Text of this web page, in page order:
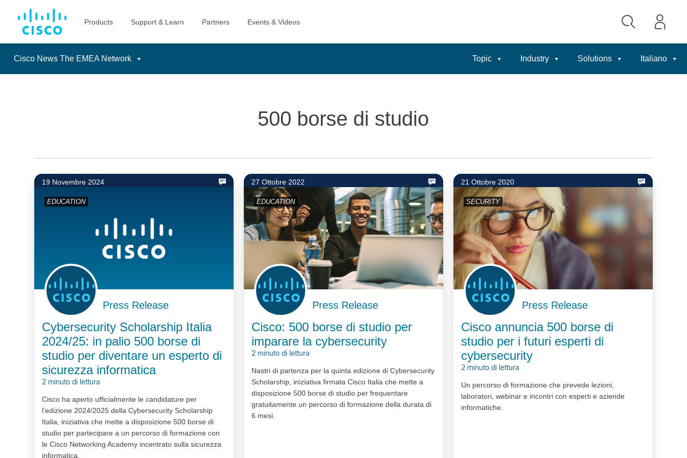
Cisco News The EMEA Network Topic Industry Solutions Italiano
500 borse di studio
19 Novembre 2024
EDUCATION
Press Release
Cybersecurity Scholarship Italia
2024/25: in palio 500 borse di
studio per diventare un esperto di
sicurezza informatica
2 minuto di lettura
Cisco ha aperto ufficialmente le candidature per
l’edizione 2024/2025 della Cybersecurity Scholarship
Italia, iniziativa che mette a disposizione 500 borse di
studio per partecipare a un percorso di formazione con
le Cisco Networking Academy incentrato sulla sicurezza
informatica.
27 Ottobre 2022
EDUCATION
Press Release
Cisco: 500 borse di studio per
imparare la cybersecurity
2 minuto di lettura
Nastri di partenza per la quinta edizione di Cybersecurity
Scholarship, iniziativa firmata Cisco Italia che mette a
disposizione 500 borse di studio per frequentare
gratuitamente un percorso di formazione della durata di
6 mesi.
21 Ottobre 2020
SECURITY
Press Release
Cisco annuncia 500 borse di
studio per i futuri esperti di
cybersecurity
2 minuto di lettura
Un percorso di formazione che prevede lezioni,
laboratori, webinar e incontri con esperti e aziende
informatiche.